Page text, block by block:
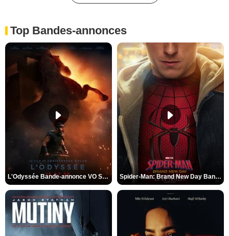
Top Bandes-annonces
L'Odyssée Bande-annonce VO STFR Spider-Man: Brand New Day Bande-annonce VO STFR